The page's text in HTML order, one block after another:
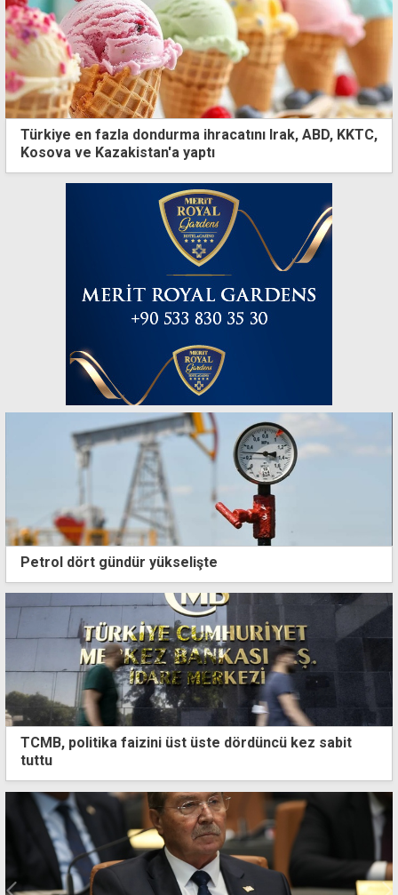
Türkiye en fazla dondurma ihracatını Irak, ABD, KKTC,
Kosova ve Kazakistan'a yaptı
Petrol dört gündür yükselişte
TCMB, politika faizini üst üste dördüncü kez sabit
tuttu